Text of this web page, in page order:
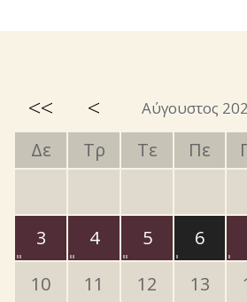
<< < Αύγουστος
Δε Τρ Τε Πε
3
4 5 6
10
11 12 13